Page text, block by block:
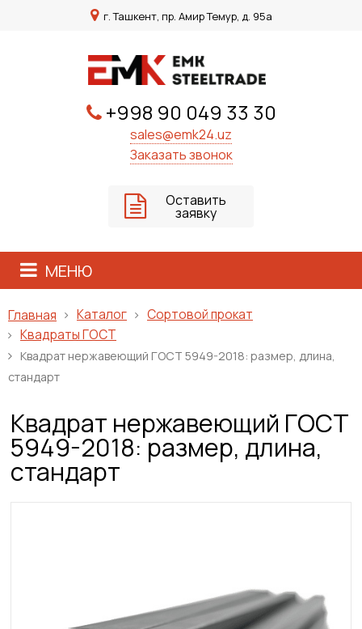
г. Ташкент, пр. Амир Темур, д. 95а
+998 90 049 33 30
sales@emk24.uz
Заказать звонок
Оставить
заявку
МЕНЮ
Главная Каталог
Сортовой прокат
Квадраты ГОСТ
Квадрат нержавеющий ГОСТ 5949-2018: размер, длина,
стандарт
Квадрат нержавеющий ГОСТ
5949-2018: размер, длина,
стандарт